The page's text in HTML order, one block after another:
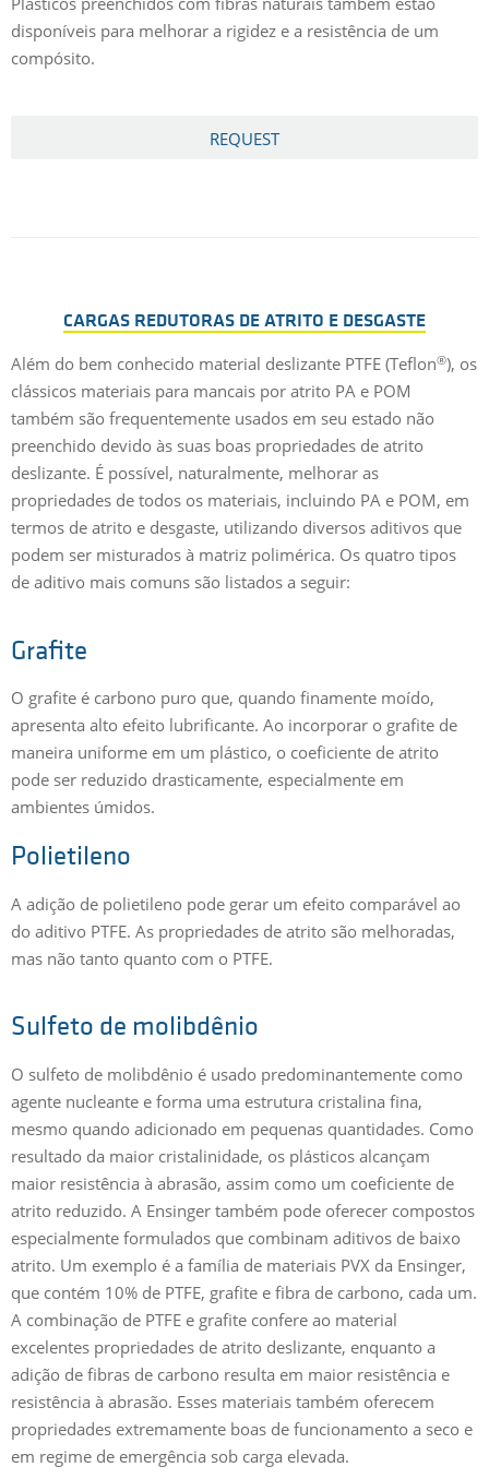
disponíveis para melhorar a rigidez e a resistência de um
compósito.
REQUEST
CARGAS REDUTORAS DE ATRITO E DESGASTE
Além do bem conhecido material deslizante PTFE (Teflon®), os
clássicos materiais para mancais por atrito PA e POM
também são frequentemente usados em seu estado não
preenchido devido às suas boas propriedades de atrito
deslizante. É possível, naturalmente, melhorar as
propriedades de todos os materiais, incluindo PA e POM, em
termos de atrito e desgaste, utilizando diversos aditivos que
podem ser misturados à matriz polimérica. Os quatro tipos
de aditivo mais comuns são listados a seguir:
Grafite
O grafite é carbono puro que, quando finamente moído,
apresenta alto efeito lubrificante. Ao incorporar o grafite de
maneira uniforme em um plástico, o coeficiente de atrito
pode ser reduzido drasticamente, especialmente em
ambientes úmidos.
Polietileno
A adição de polietileno pode gerar um efeito comparável ao
do aditivo PTFE. As propriedades de atrito são melhoradas,
mas não tanto quanto com o PTFE.
Sulfeto de molibdênio
O sulfeto de molibdênio é usado predominantemente como
agente nucleante e forma uma estrutura cristalina fina,
mesmo quando adicionado em pequenas quantidades. Como
resultado da maior cristalinidade, os plásticos alcançam
maior resistência à abrasão, assim como um coeficiente de
atrito reduzido. A Ensinger também pode oferecer compostos
especialmente formulados que combinam aditivos de baixo
atrito. Um exemplo é a família de materiais PVX da Ensinger,
que contém 10% de PTFE, grafite e fibra de carbono, cada um.
A combinação de PTFE e grafite confere ao material
excelentes propriedades de atrito deslizante, enquanto a
adição de fibras de carbono resulta em maior resistência e
resistência à abrasão. Esses materiais também oferecem
propriedades extremamente boas de funcionamento a seco e
em regime de emergência sob carga elevada.